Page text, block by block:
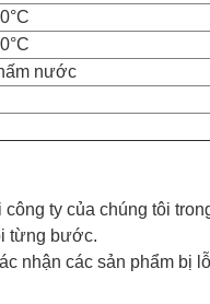
nước
ty của chúng tôi
từng bước.
nhận các sản phẩm bị